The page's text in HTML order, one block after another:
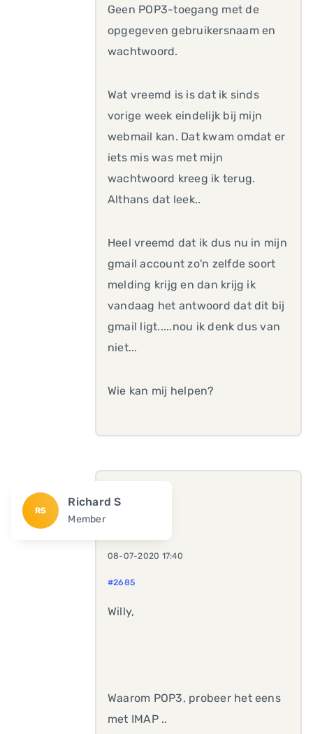
Geen POP3-toegang met de
opgegeven gebruikersnaam en
wachtwoord.
Wat vreemd is is dat ik sinds
vorige week eindelijk bij mijn
webmail kan. Dat kwam omdat er
iets mis was met mijn
wachtwoord kreeg ik terug.
Althans dat leek..
Heel vreemd dat ik dus nu in mijn
gmail account zo'n zelfde soort
melding krijg en dan krijg ik
vandaag het antwoord dat dit bij
gmail ligt.....nou ik denk dus van
niet...
Wie kan mij helpen?
RS
Richard S
Member
08-07-2020 17:40
#2685
Willy,
Waarom POP3, probeer het eens
met IMAP ..